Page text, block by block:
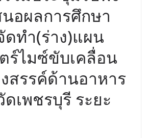
นอผลการศึกษา
ดทำ(ร่าง)แผน
ร์ไมซ์ขับเคลื่อน
สรรค์ด้านอาหาร
เพชรบุรี ระยะ